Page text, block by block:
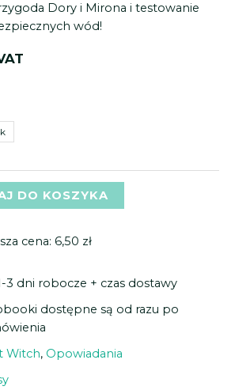
Dory i Mirona i testowanie
wód!
DO KOSZYKA
cena: 6,50 zł
3 dni robocze + czas dostawy
dostępne są od razu po
Witch, Opowiadania